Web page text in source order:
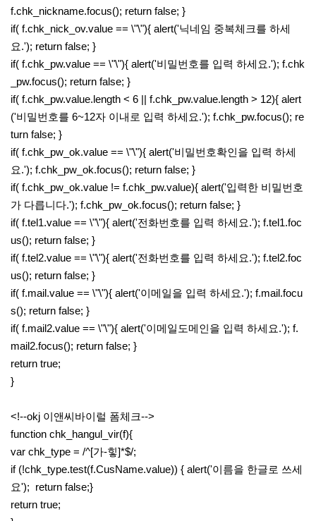
f.chk_nickname.focus(); return false; }
if( f.chk_nick_ov.value == \"\"){ alert('닉네임 중복체크를 하세
요.'); return false; }
if( f.chk_pw.value == \"\"){ alert('비밀번호를 입력 하세요.'); f.chk
_pw.focus(); return false; }
if( f.chk_pw.value.length < 6 || f.chk_pw.value.length > 12){ alert
('비밀번호를 6~12자 이내로 입력 하세요.'); f.chk_pw.focus(); re
turn false; }
if( f.chk_pw_ok.value == \"\"){ alert('비밀번호확인을 입력 하세
요.'); f.chk_pw_ok.focus(); return false; }
if( f.chk_pw_ok.value != f.chk_pw.value){ alert('입력한 비밀번호
가 다릅니다.'); f.chk_pw_ok.focus(); return false; }
if( f.tel1.value == \"\"){ alert('전화번호를 입력 하세요.'); f.tel1.foc
us(); return false; }
if( f.tel2.value == \"\"){ alert('전화번호를 입력 하세요.'); f.tel2.foc
us(); return false; }
if( f.mail.value == \"\"){ alert('이메일을 입력 하세요.'); f.mail.focu
s(); return false; }
if( f.mail2.value == \"\"){ alert('이메일도메인을 입력 하세요.'); f.
mail2.focus(); return false; }
return true;
}
<!--okj 이앤씨바이럴 폼체크-->
function chk_hangul_vir(f){
var chk_type = /^[가-힣]*$/;
if (!chk_type.test(f.CusName.value)) { alert('이름을 한글로 쓰세
요'); return false;}
return true;